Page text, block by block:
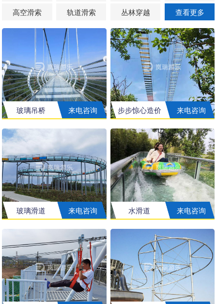
高空滑索
轨道滑索 丛林穿越 查看更多
玻璃吊桥 来电咨询 步步惊心造价 来电咨询
玻璃滑道 来电咨询 水滑道 来电咨询